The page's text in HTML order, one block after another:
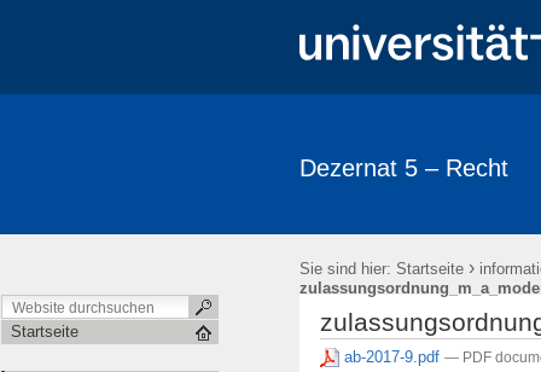
Dezernat 5 – Recht
Sie sind hier: Startseite ›
Startseite
ab-2017-9.pdf — PDF